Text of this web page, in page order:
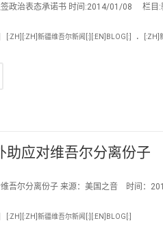
签政治表态承诺书 时间:2014/01/08 栏
[:ZH][:ZH]新疆维吾尔新闻[:][:EN]BLOG[:] . [:ZH]
助应对维吾尔分离份子
维吾尔分离份子 来源：美国之音 时间：
[:ZH][:ZH]新疆维吾尔新闻[:][:EN]BLOG[:]